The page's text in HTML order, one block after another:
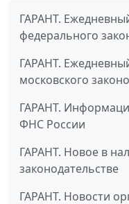
ГАРАНТ.
федерального
ГАРАНТ.
московского
ГАРАНТ.
ФНС России
ГАРАНТ. Новое в
законодательстве
ГАРАНТ. Новости